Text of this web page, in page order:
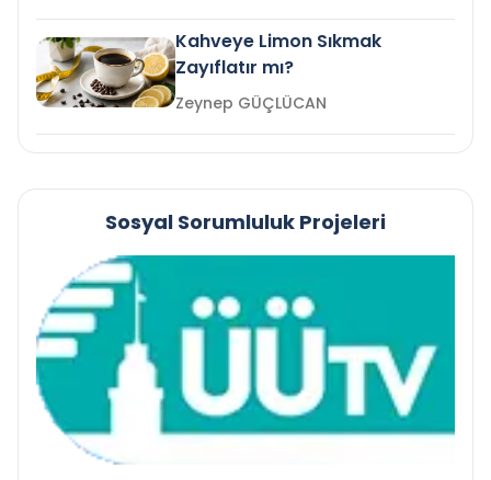
Kahveye Limon Sıkmak
Zayıflatır mı?
Zeynep GÜÇLÜCAN
Sosyal Sorumluluk Projeleri